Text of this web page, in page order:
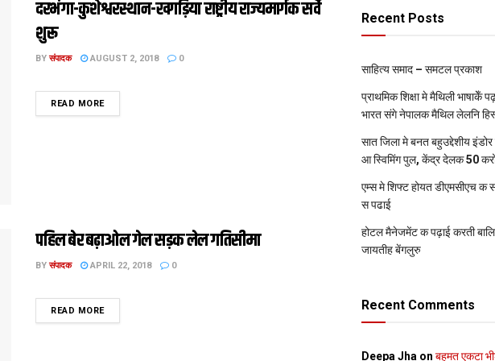
दरभंगा-कुशेश्वरस्थान-खगड़िया राष्ट्रीय राज्यमार्गक सर्वे
शुरू
BY संपादक AUGUST 2, 2018 0
READ MOREDETAILS
पहिल बेर बढ़ाओल गेल सड़क लेल गतिसीमा
BY संपादक APRIL 22, 2018 0
READ MOREDETAILS
Recent Posts
साहित्य समाद – समटल प्रकाश
प्राथमिक शि‍क्षा मे मैथि‍ली
भारत संगे नेपालक मैथिल लेलनि
सात जिला मे बनत बहुउद्देशीय
आ स्विमिंग पुल, केंद्र देलक 50
एम्स मे शिफ्ट होयत डीएमसीएच क
स पढाई
होटल मैनेजमेंट क पढ़ाई करती
जायतीह बेंगलुरु
Recent Comments
Deepa Jha on बहुमत एकटा